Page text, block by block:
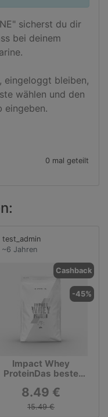
sicherst du dir
bei deinem
eingeloggt bleiben,
wählen und den
eingeben.
0 mal geteilt
test_admin
Jahren
Cashback
-45%
Impact Whey
ProteinDas beste
tägliche Ernährung
8.49 €
15.49 €